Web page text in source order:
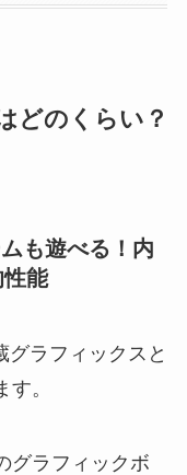
どのくらい？
も遊べる！内
能
ラフィックスと
。
グラフィックボ